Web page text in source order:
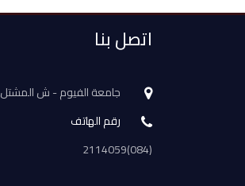
اتصل بنا
جامعة الفيوم - ش المشتل
رقم الهاتف
(084)2114059